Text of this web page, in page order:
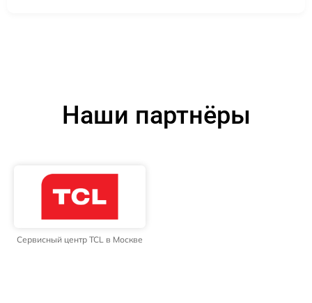
Наши партнёры
Сервисный центр TCL в Москве